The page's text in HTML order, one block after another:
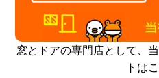
窓とドアの専門店として、
トは